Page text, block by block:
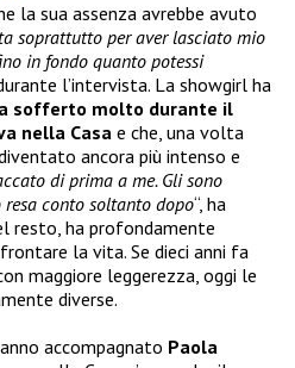
la sua assenza avrebbe avuto
soprattutto per aver lasciato mio
in fondo quanto potessi
l’intervista. La showgirl ha
sofferto molto durante il
nella Casa e che, una volta
ancora più intenso e
di prima a me. Gli sono
conto soltanto dopo“, ha
resto, ha profondamente
la vita. Se dieci anni fa
maggiore leggerezza, oggi le
diverse.
accompagnato Paola